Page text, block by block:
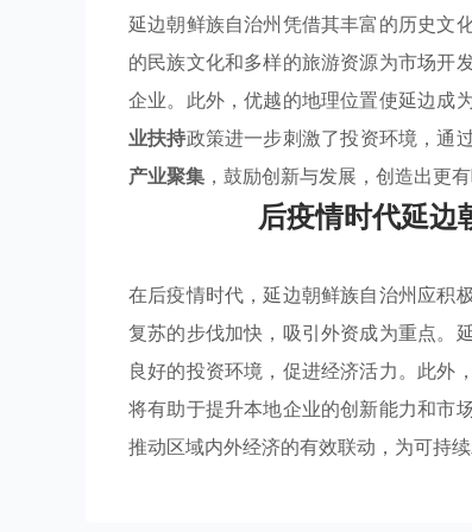
延边朝鲜族自治州凭借其丰富的历史文
的民族文化和多样的旅游资源为市场开
企业。此外，优越的地理位置使延边成
业扶持政策进一步刺激了投资环境，通
产业聚集 ，鼓励创新与发展，创造出更
后疫情时代延边
在后疫情时代，延边朝鲜族自治州应积
复苏的步伐加快，吸引外资成为重点。
良好的投资环境，促进经济活力。此外
将有助于提升本地企业的创新能力和市
推动区域内外经济的有效联动，为可持续